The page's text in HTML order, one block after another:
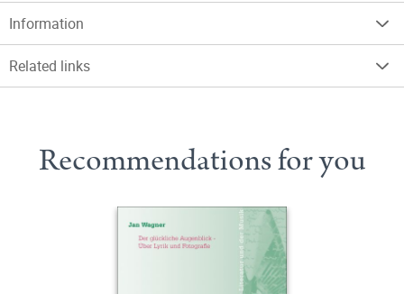
Information
Related links
Recommendations for you